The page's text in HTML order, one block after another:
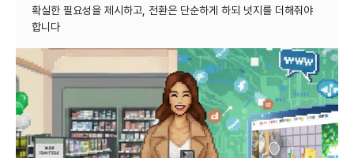
확실한 필요성을 제시하고, 전환은 단순하게 하되 넛지를 더해줘야